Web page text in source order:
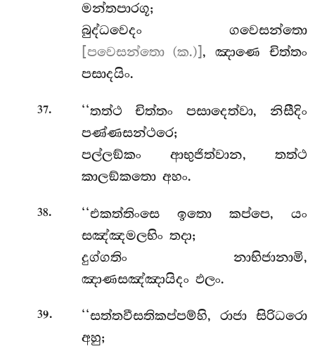
මන්තපාරගූ;
බුද්ධවෙදං ගවෙසන්තො
[පවෙසන්තො (ක.)], ඤාණෙ චිත්තං
පසාදයිං.
37.
‘‘තත්ථ චිත්තං පසාදෙත්වා, නිසීදිං
පණ්ණසන්ථරෙ;
පල්ලඞ්කං ආභුජිත්වාන, තත්ථ
කාලඞ්කතො අහං.
38.
‘‘එකත්තිංසෙ ඉතො කප්පෙ, යං
සඤ්ඤමලභිං තදා;
දුග්ගතිං නාභිජානාමි,
ඤාණසඤ්ඤායිදං ඵලං.
39.
‘‘සත්තවීසතිකප්පම්හි, රාජා සිරිධරො
අහු;